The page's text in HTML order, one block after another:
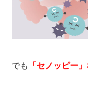
でも 「セノッピー